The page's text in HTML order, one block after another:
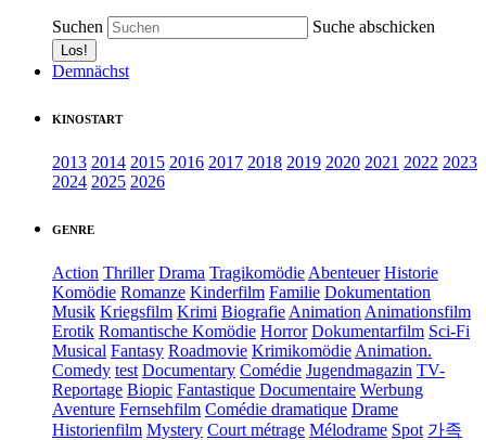
Suchen Suche abschicken
Demnächst
KINOSTART
2013 2014 2015 2016 2017 2018 2019 2020 2021 2022 2023
2024 2025 2026
GENRE
Action Thriller Drama Tragikomödie Abenteuer Historie
Komödie Romanze Kinderfilm Familie Dokumentation
Musik Kriegsfilm Krimi Biografie Animation Animationsfilm
Erotik Romantische Komödie Horror Dokumentarfilm Sci-Fi
Musical Fantasy Roadmovie Krimikomödie Animation.
Comedy test Documentary Comédie Jugendmagazin TV-
Reportage Biopic Fantastique Documentaire Werbung
Aventure Fernsehfilm Comédie dramatique Drame
Historienfilm Mystery Court métrage Mélodrame Spot 가족